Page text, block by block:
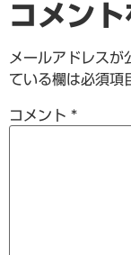
コメン
メールアドレスが
ている欄は必須項
コメント *